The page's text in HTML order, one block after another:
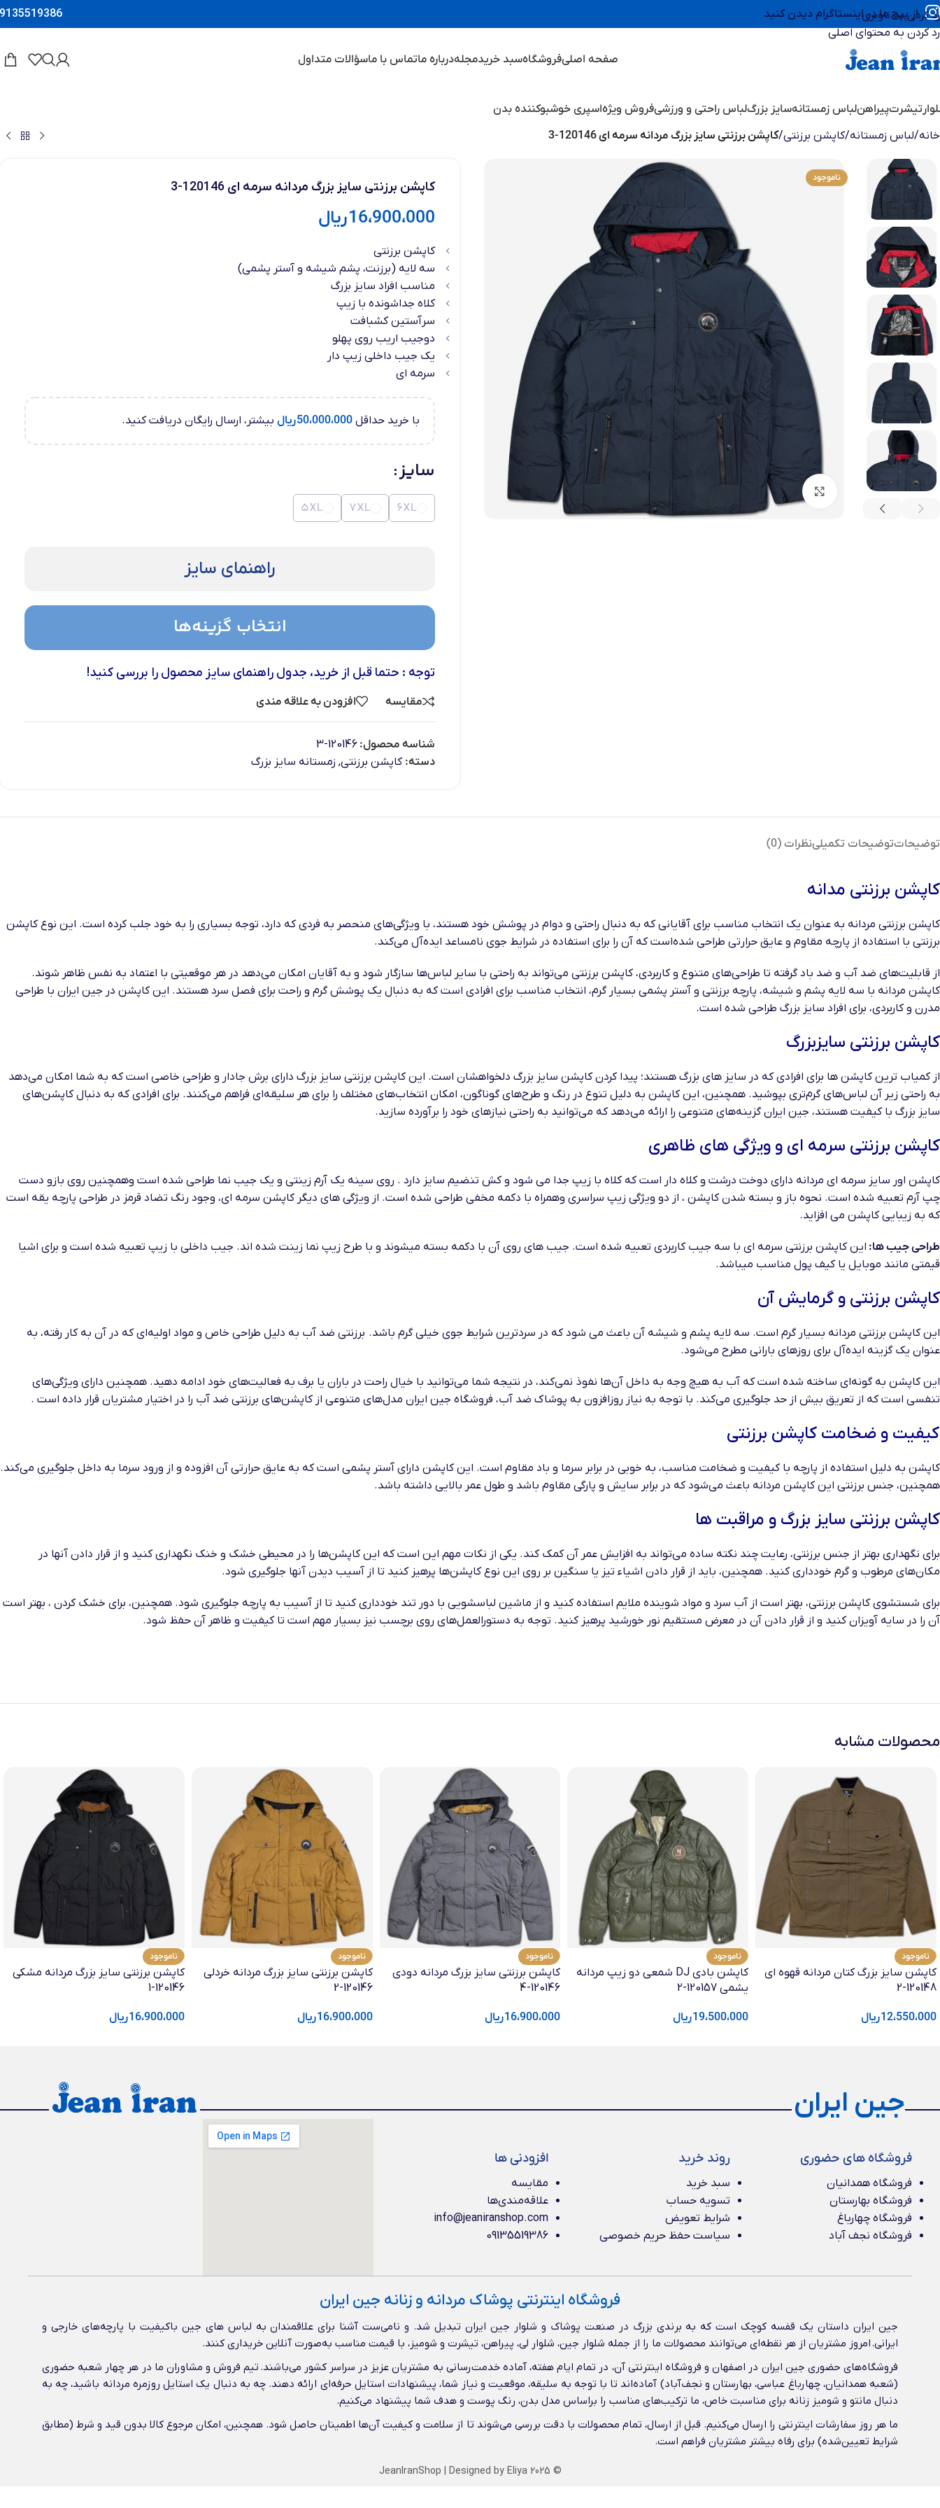
رد کردن به ناوبری
رد کردن به محتوای اصلی
از پیج ما در اینستاگرام دیدن کنید
صفحه اصلیفروشگاهسبد خریدمجلهدرباره ماتماس با ماسؤالات متداول
تیشرتپیراهنلباس زمستانهسایز بزرگلباس راحتی و ورزشیفروش ویژهاسپری خوشبوکننده بدن
خانه/لباس زمستانه/کاپشن برزنتی/کاپشن برزنتی سایز بزرگ مردانه سرمه ای 120146-3
ناموجود
بزرگنمایی تصویر
کاپشن برزنتی سایز بزرگ مردانه سرمه ای 120146-3
16،900،000ریال
کاپشن برزنتی
سه لایه (برزنت، پشم شیشه و آستر پشمی)
مناسب افراد سایز بزرگ
کلاه جداشونده با زیپ
سرآستین کشبافت
دوجیب اریب روی پهلو
یک جیب داخلی زیپ دار
سرمه ای
با خرید حداقل 50،000،000ریال بیشتر، ارسال رایگان دریافت کنید.
سایز
6XL
7XL
5XL
راهنمای سایز
انتخاب گزینه‌ها
توجه : حتما قبل از خرید، جدول راهنمای سایز محصول را بررسی کنید!
مقایسه افزودن به علاقه مندی
شناسه محصول: 120146-3
دسته: کاپشن برزنتی, زمستانه سایز بزرگ
توضیحاتتوضیحات تکمیلینظرات (0)
کاپشن برزنتی مدانه
کاپشن برزنتی مردانه به عنوان یک انتخاب مناسب برای آقایانی که به دنبال راحتی و دوام در پوشش خود هستند، با ویژگی‌های منحصر به فردی که دارد، توجه بسیاری را به خود جلب کرده است. این نوع کاپشن‌
برزنتی با استفاده از پارچه‌ مقاوم و عایق حرارتی طراحی شده‌است که آن را برای استفاده در شرایط جوی نامساعد ایده‌آل می‌کند.
از قابلیت‌های ضد آب و ضد باد گرفته تا طراحی‌های متنوع و کاربردی، کاپشن برزنتی می‌تواند به راحتی با سایر لباس‌ها سازگار شود و به آقایان امکان می‌دهد در هر موقعیتی با اعتماد به نفس ظاهر شوند.
کاپشن مردانه با سه لایه پشم و شیشه، پارچه برزنتی و آستر پشمی بسیار گرم، انتخاب مناسب برای افرادی است که به دنبال یک پوشش گرم و راحت برای فصل سرد هستند. این کاپشن در جین ایران با طراحی
مدرن و کاربردی، برای افراد سایز بزرگ طراحی شده است.
کاپشن برزنتی سایزبزرگ
از کمیاب ترین کاپشن ها برای افرادی که در سایز های بزرگ هستند؛ پیدا کردن کاپشن سایز بزرگ دلخواهشان است. این کاپشن‌ برزنتی سایز بزرگ دارای برش‌ جادار و طراحی‌ خاصی است که به شما امکان می‌دهد
به راحتی زیر آن‌ لباس‌های گرم‌تری بپوشید. همچنین، این کاپشن‌ به دلیل تنوع در رنگ‌ و طرح‌های گوناگون، امکان انتخاب‌های مختلف را برای هر سلیقه‌ای فراهم می‌کنند. برای افرادی که به دنبال کاپشن‌های
سایز بزرگ با کیفیت هستند، جین ایران گزینه‌های متنوعی را ارائه می‌دهد که می‌توانید به راحتی نیازهای خود را برآورده سازید.
کاپشن برزنتی سرمه ای و ویژگی های ظاهری
کاپشن اور سایز سرمه ای مردانه دارای دوخت درشت و کلاه دار است که کلاه با زیپ جدا می شود و کش تنضیم سایز دارد . روی سینه یک آرم زینتی و یک جیب نما طراحی شده است وهمچنین روی بازو دست
چپ آرم تعبیه شده است. نحوه باز و بسته شدن کاپشن ، از دو ویژگی زیپ سراسری وهمراه با دکمه مخفی طراحی شده است. از ویژگی های دیگر کاپشن سرمه ای، وجود رنگ تضاد قرمز در طراحی پارچه یقه است
که به زیبایی کاپشن می افزاید.
طراحی جیب ها: این کاپشن برزنتی سرمه ای با سه جیب کاربردی تعبیه شده است. جیب های روی آن با دکمه بسته میشوند و با طرح زیپ نما زینت شده اند. جیب داخلی با زیپ تعبیه شده است و برای اشیا
قیمتی مانند موبایل یا کیف پول مناسب میباشد.
کاپشن برزنتی و گرمایش آن
این کاپشن برزنتی مردانه بسیار گرم است. سه لایه پشم و شیشه آن باعث می شود که در سردترین شرایط جوی خیلی گرم باشد. برزنتی ضد آب به دلیل طراحی خاص و مواد اولیه‌ای که در آن به کار رفته، به
عنوان یک گزینه ایده‌آل برای روزهای بارانی مطرح می‌شود.
این کاپشن‌ به گونه‌ای ساخته شده‌ است که آب به هیچ وجه به داخل آن‌ها نفوذ نمی‌کند، در نتیجه شما می‌توانید با خیال راحت در باران یا برف به فعالیت‌های خود ادامه دهید. همچنین دارای ویژگی‌های
تنفسی است که از تعریق بیش از حد جلوگیری می‌کند. با توجه به نیاز روزافزون به پوشاک ضد آب، فروشگاه جین ایران مدل‌های متنوعی از کاپشن‌های برزنتی ضد آب را در اختیار مشتریان قرار داده است .
کیفیت و ضخامت کاپشن برزنتی
کاپشن به دلیل استفاده از پارچه با کیفیت و ضخامت مناسب، به خوبی در برابر سرما و باد مقاوم است. این کاپشن‌ دارای آستر پشمی است که به عایق حرارتی آن افزوده و از ورود سرما به داخل جلوگیری می‌کند.
همچنین، جنس برزنتی این کاپشن‌ مردانه باعث می‌شود که در برابر سایش و پارگی مقاوم باشد و طول عمر بالایی داشته باشد.
کاپشن برزنتی سایز بزرگ و مراقبت ها
برای نگهداری بهتر از جنس برزنتی، رعایت چند نکته ساده می‌تواند به افزایش عمر آن کمک کند. یکی از نکات مهم این است که این کاپشن‌ها را در محیطی خشک و خنک نگهداری کنید و از قرار دادن آنها در
مکان‌های مرطوب و گرم خودداری کنید. همچنین، باید از قرار دادن اشیاء تیز یا سنگین بر روی این نوع کاپشن‌ها پرهیز کنید تا از آسیب دیدن آنها جلوگیری شود.
برای شستشوی کاپشن برزنتی، بهتر است از آب سرد و مواد شوینده ملایم استفاده کنید و از ماشین لباسشویی با دور تند خودداری کنید تا از آسیب به پارچه جلوگیری شود. همچنین، برای خشک کردن ، بهتر است
آن را در سایه آویزان کنید و از قرار دادن آن در معرض مستقیم نور خورشید پرهیز کنید. توجه به دستورالعمل‌های روی برچسب نیز بسیار مهم است تا کیفیت و ظاهر آن حفظ شود.
محصولات مشابه
ناموجود
کاپشن سایز بزرگ کتان مردانه قهوه ای
120148-2
12،550،000ریال
ناموجود
کاپشن بادی DJ شمعی دو زیپ مردانه
یشمی 120157-2
19،500،000ریال
ناموجود
کاپشن برزنتی سایز بزرگ مردانه دودی
120146-4
16،900،000ریال
ناموجود
کاپشن برزنتی سایز بزرگ مردانه خردلی
120146-2
16،900،000ریال
ناموجود
کاپشن برزنتی سایز بزرگ مردانه مشکی
120146-1
16،900،000ریال
جین ایران
فروشگاه های حضوری
فروشگاه همدانیان
فروشگاه بهارستان
فروشگاه چهارباغ
فروشگاه نجف آباد
روند خرید
سبد خرید
تسویه حساب
شرایط تعویض
سیاست حفظ حریم خصوصی
افزودنی ها
مقایسه
علاقه‌مندی‌ها
info@jeaniranshop.com
09135519386
فروشگاه اینترنتی پوشاک مردانه و زنانه جین ایران
جین ایران داستان یک قفسه کوچک است که به برندی بزرگ در صنعت پوشاک و شلوار جین ایران تبدیل شد. و نامی‌ست آشنا برای علاقمندان به لباس های جین باکیفیت با پارچه‌های خارجی و
ایرانی‌. امروز مشتریان از هر نقطه‌ای می‌توانند محصولات ما را از جمله شلوار جین، شلوار لی، پیراهن، تیشرت و شومیز، با قیمت مناسب به‌صورت آنلاین خریداری کنند.
فروشگاه‌های حضوری جین ایران در اصفهان و فروشگاه اینترنتی آن، در تمام ایام هفته، آماده خدمت‌رسانی به مشتریان عزیز در سراسر کشور می‌باشند. تیم فروش و مشاوران ما در هر چهار شعبه حضوری
(شعبه همدانیان، چهارباغ عباسی، بهارستان و نجف‌آباد) آماده‌اند تا با توجه به سلیقه، موقعیت و نیاز شما، پیشنهادات استایل حرفه‌ای ارائه دهند. چه به دنبال یک استایل روزمره مردانه باشید، چه به
دنبال مانتو و شومیز زنانه برای مناسبت خاص، ما ترکیب‌های مناسب را براساس مدل بدن، رنگ پوست و هدف شما پیشنهاد می‌کنیم.
ما هر روز سفارشات اینترنتی را ارسال می‌کنیم. قبل از ارسال، تمام محصولات با دقت بررسی می‌شوند تا از سلامت و کیفیت آن‌ها اطمینان حاصل شود. همچنین، امکان مرجوع کالا بدون قید و شرط (مطابق
شرایط تعیین‌شده) برای رفاه بیشتر مشتریان فراهم است.
© 2025
JeanIranShop | Designed by Eliya